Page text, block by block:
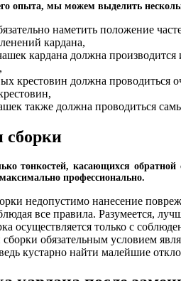
опыта, мы можем выделить
наметить положение
кардана,
кардана должна
крестовин должна проводиться
также должна проводиться
сборки
тонкостей, касающихся
профессионально.
недопустимо нанесение
все правила. Разумеется,
осуществляется только с
обязательным условием
кустарно найти малейшие